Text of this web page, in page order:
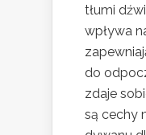
tłumi
wpływa
do
zdaje
są cechy